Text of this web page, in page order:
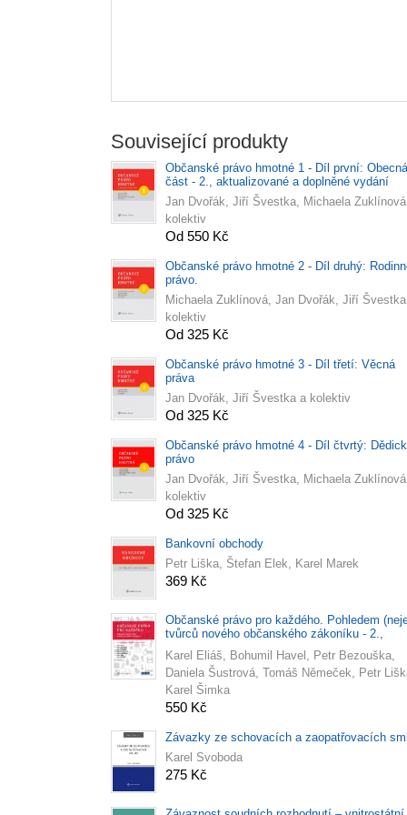
Související produkty
Občanské právo hmotné 1 - Díl první: Obecná
část - 2., aktualizované a doplněné vydání
Jan Dvořák, Jiří Švestka, Michaela
kolektiv
Od 550 Kč
Občanské právo hmotné 2 - Díl druhý:
právo.
Michaela Zuklínová, Jan Dvořák, Jiří
kolektiv
Od 325 Kč
Občanské právo hmotné 3 - Díl třetí: Věcná
práva
Jan Dvořák, Jiří Švestka a kolektiv
Od 325 Kč
Občanské právo hmotné 4 - Díl čtvrtý:
právo
Jan Dvořák, Jiří Švestka, Michaela
kolektiv
Od 325 Kč
Bankovní obchody
Petr Liška, Štefan Elek, Karel Marek
369 Kč
Občanské právo pro každého. Pohledem
tvůrců nového občanského zákoníku - 2.,
doplněné a aktualizované vydání
Karel Eliáš, Bohumil Havel, Petr Bezouška,
Daniela Šustrová, Tomáš Němeček, Petr
Karel Šimka
550 Kč
Závazky ze schovacích a zaopatřovacích
Karel Svoboda
275 Kč